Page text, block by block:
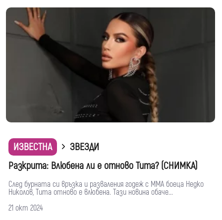
ИЗВЕСТНА
ЗВЕЗДИ
Разкрита: Влюбена ли е отново Тита? (СНИМКА)
След бурната си връзка и разваления годеж с ММА боеца Недко
Николов, Тита отново е влюбена. Тази новина обаче...
21 окт 2024